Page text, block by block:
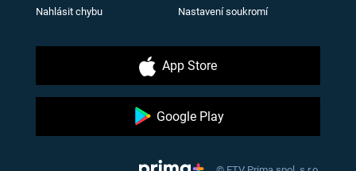
Nahlásit chybu Nastavení soukromí
App Store
Google Play